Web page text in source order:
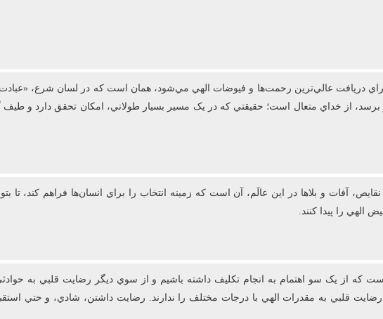
دريافت عالي‌ترين رحمت‌ها و فيوضات الهي مي‌شود، همان است که در لسان شرع، «عبادت»
برسد، از خداي متعال است؛ حقيقتي که در يک مسير بسيار طولاني، امکان تحقق دارد و
آفات و بلاها در اين عالَم، آن است که زمينه انتخاب را براي انسان‌ها فراهم کند، تا
الهي را پيدا کنند.
که از يک سو اهتمام به انجام تکليف داشته باشيم و از سوي ديگر رضايت قلبي به
رضايت قلبي به مقدرات الهي با درجات مختلف را ندارند. رضايت‌ داشتن، شادي، و